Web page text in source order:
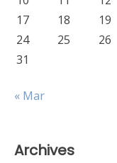
17
18 19
24
25 26
31
« Mar
Archives